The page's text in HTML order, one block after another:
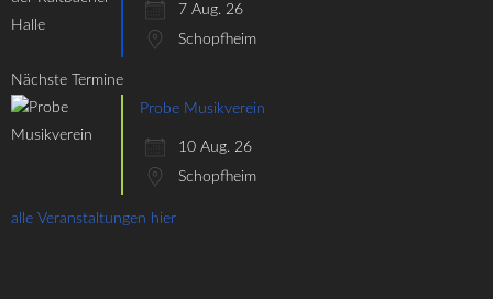
7 Aug. 26
Schopfheim
Nächste Termine
Probe Musikverein
10 Aug. 26
Schopfheim
alle Veranstaltungen hier